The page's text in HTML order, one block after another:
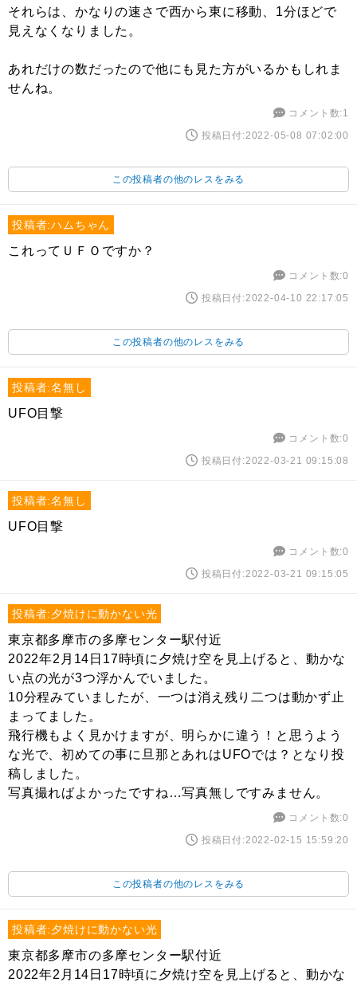
それらは、かなりの速さで西から東に移動、1分ほどで
見えなくなりました。
あれだけの数だったので他にも見た方がいるかもしれま
せんね。
コメント数:1
投稿日付:2022-05-08 07:02:00
この投稿者の他のレスをみる
投稿者:ハムちゃん
これってＵＦＯですか？
コメント数:0
投稿日付:2022-04-10 22:17:05
この投稿者の他のレスをみる
投稿者:名無し
UFO目撃
コメント数:0
投稿日付:2022-03-21 09:15:08
投稿者:名無し
UFO目撃
コメント数:0
投稿日付:2022-03-21 09:15:05
投稿者:夕焼けに動かない光
東京都多摩市の多摩センター駅付近
2022年2月14日17時頃に夕焼け空を見上げると、動かな
い点の光が3つ浮かんでいました。
10分程みていましたが、一つは消え残り二つは動かず止
まってました。
飛行機もよく見かけますが、明らかに違う！と思うよう
な光で、初めての事に旦那とあれはUFOでは？となり投
稿しました。
写真撮ればよかったですね…写真無しですみません。
コメント数:0
投稿日付:2022-02-15 15:59:20
この投稿者の他のレスをみる
投稿者:夕焼けに動かない光
東京都多摩市の多摩センター駅付近
2022年2月14日17時頃に夕焼け空を見上げると、動かな